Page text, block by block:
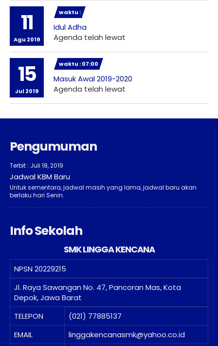
11
Agu 2019
waktu :
Idul Adha
Agenda telah lewat
15
Jul 2019
waktu : 07:00
Masuk Awal 2019-2020
Agenda telah lewat
Pengumuman
Terbit : Juli 18, 2019
Jadwal KBM Baru
Untuk sementara, jadwal masih yang lama, jadwal baru akan
berlaku hari Senin.
Info Sekolah
SMK LINGGA KENCANA
NPSN 20229215
Jl. Raya Sawangan No. 47, Pancoran Mas, Kota
Depok, Jawa Barat
TELEPON
(021) 77885137
EMAIL
linggakencanasmk@yahoo.co.id